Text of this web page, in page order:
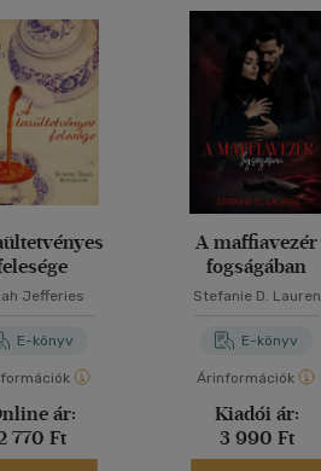
Jefferies
E-könyv
ár:
770 Ft
A maffiavezér
fogságában
Stefanie D. Lauren
E-könyv
Árinformációk
Kiadói ár:
3 990 Ft